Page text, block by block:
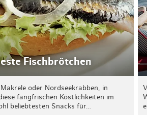
Fischbrötchen
oder Nordseekrabben, in
fangfrischen Köstlichkeiten im
beliebtesten Snacks für…